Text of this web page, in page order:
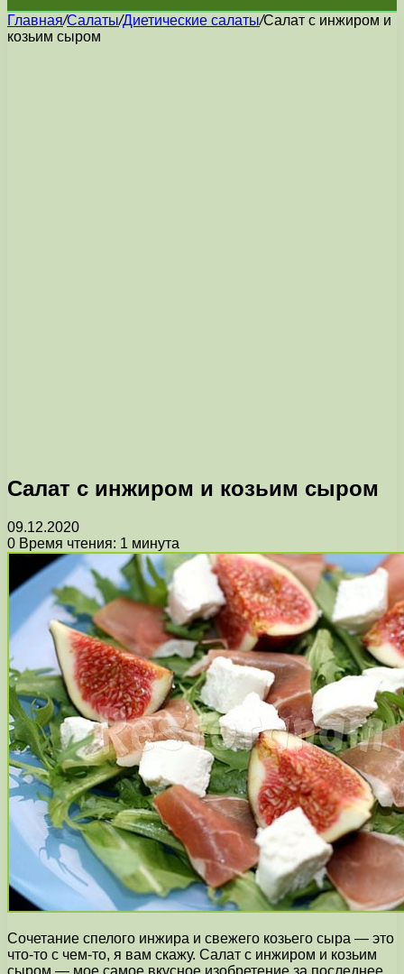
Главная/Салаты/Диетические салаты/Салат с инжиром и
козьим сыром
Салат с инжиром и козьим сыром
09.12.2020
0 Время чтения: 1 минута
Сочетание спелого инжира и свежего козьего сыра — это
что-то с чем-то, я вам скажу. Салат с инжиром и козьим
сыром — мое самое вкусное изобретение за последнее